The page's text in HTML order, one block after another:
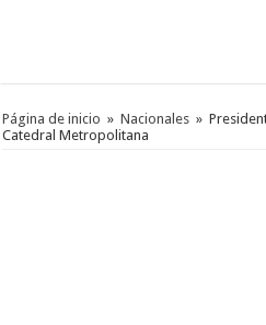
Página de inicio » Nacionales »
Catedral Metropolitana